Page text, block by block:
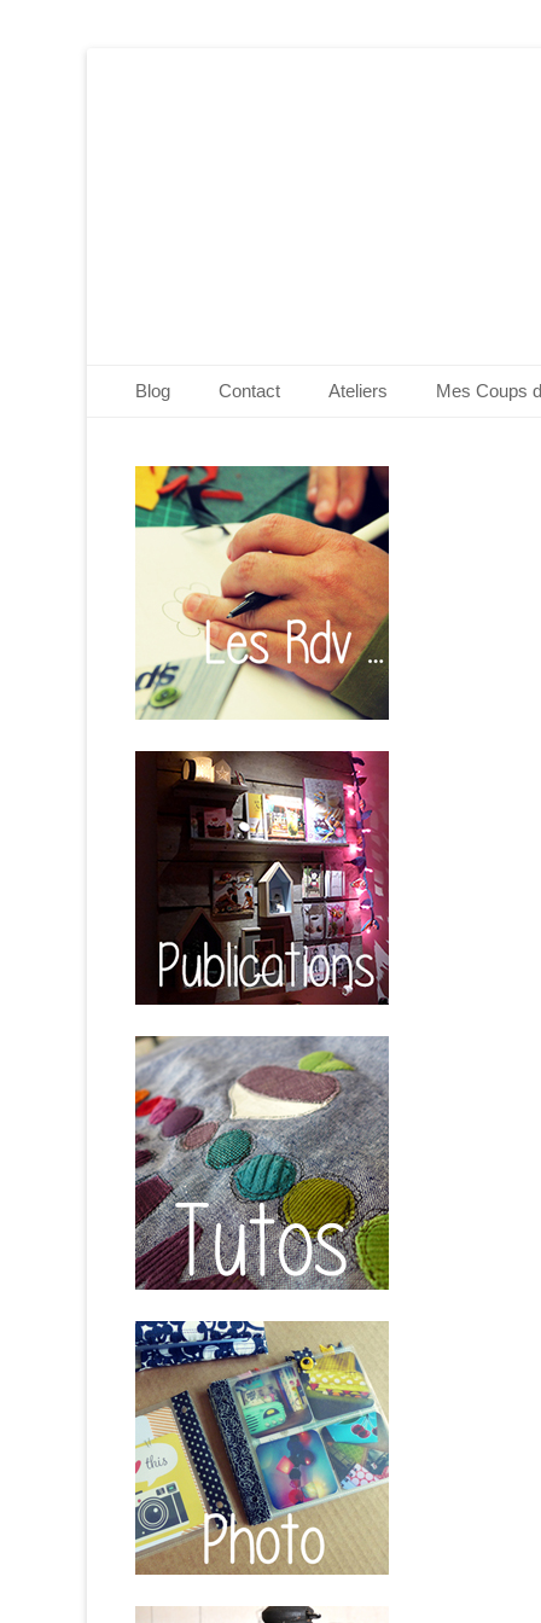
Menu principal
Blog Contact Ateliers Mes Coups